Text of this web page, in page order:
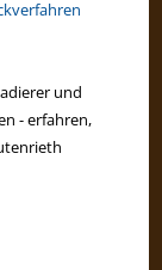
und
- erfahren,